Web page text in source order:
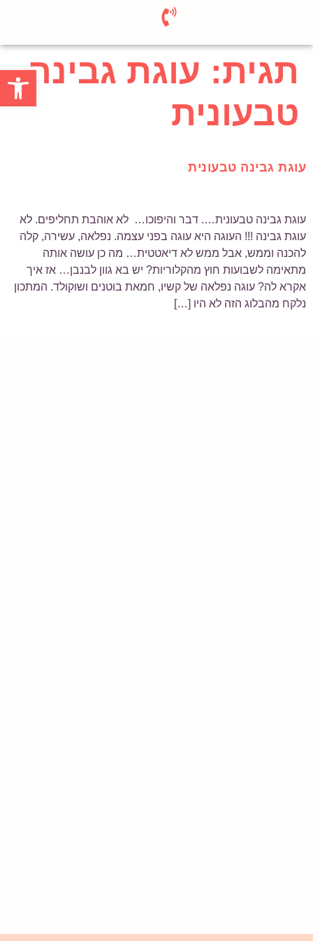
תגית: עוגת גבינה
טבעונית
עוגת גבינה טבעונית
עוגת גבינה טבעונית…. דבר והיפוכו… לא אוהבת תחליפים. לא
עוגת גבינה !!! העוגה היא עוגה בפני עצמה. נפלאה, עשירה, קלה
להכנה וממש, אבל ממש לא דיאטטית… מה כן עושה אותה
מתאימה לשבועות חוץ מהקלוריות? יש בא גוון לבנבן… אז איך
אקרא לה? עוגה נפלאה של קשיו, חמאת בוטנים ושוקולד. המתכון
נלקח מהבלוג הזה לא היו […]
פתח